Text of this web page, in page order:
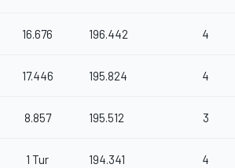
16.676 196.442 4
17.446 195.824 4
8.857 195.512 3
1 Tur 194.341 4